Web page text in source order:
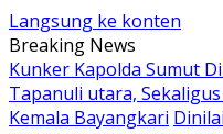
Langsung ke konten
Breaking News
Kunker Kapolda Sumut
Tapanuli utara,
Kemala Bayangkari